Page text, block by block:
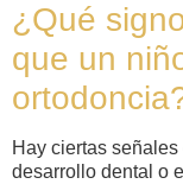
¿Qué
que un
Hay ciertas
desarrollo dental o